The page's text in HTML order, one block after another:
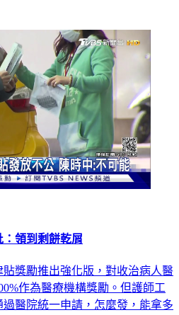
領到剩餅乾屑
獎勵推出強化版，對收治病人醫
作為醫療機構獎勵。但護師工
醫院統一申請，怎麼發，能拿多